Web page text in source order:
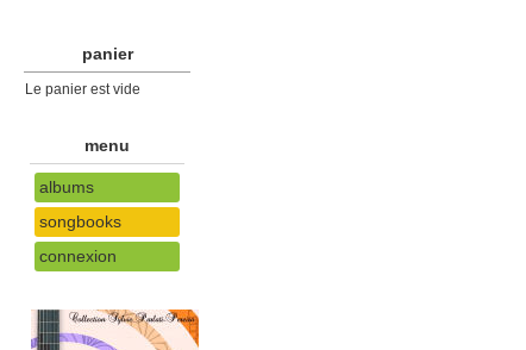
panier
Le panier est vide
menu
albums
songbooks
connexion